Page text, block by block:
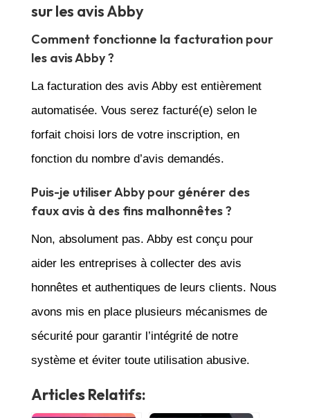
sur les avis Abby
Comment fonctionne la facturation pour
les avis Abby ?
La facturation des avis Abby est entièrement
automatisée. Vous serez facturé(e) selon le
forfait choisi lors de votre inscription, en
fonction du nombre d’avis demandés.
Puis-je utiliser Abby pour générer des
faux avis à des fins malhonnêtes ?
Non, absolument pas. Abby est conçu pour
aider les entreprises à collecter des avis
honnêtes et authentiques de leurs clients. Nous
avons mis en place plusieurs mécanismes de
sécurité pour garantir l’intégrité de notre
système et éviter toute utilisation abusive.
Articles Relatifs: